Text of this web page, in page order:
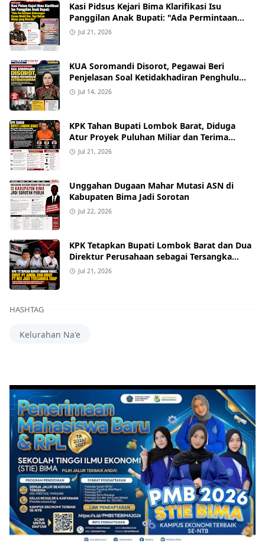
Kasi Pidsus Kejari Bima Klarifikasi Isu
Panggilan Anak Bupati: "Ada Permintaan
Keterangan Kasus Mobil Bor, Tapi Bukan
Jul 21, 2026
KUA Soromandi Disorot, Pegawai Beri
Penjelasan Soal Ketidakhadiran Penghulu
pada Akad Nikah Mualaf
Jul 14, 2026
KPK Tahan Bupati Lombok Barat, Diduga
Atur Proyek Puluhan Miliar dan Terima
Alphard hingga Uang Tunai
Jul 21, 2026
Unggahan Dugaan Mahar Mutasi ASN di
Kabupaten Bima Jadi Sorotan
Jul 22, 2026
KPK Tetapkan Bupati Lombok Barat dan Dua
Direktur Perusahaan sebagai Tersangka
Dugaan Suap Proyek
Jul 21, 2026
HASHTAG
Kelurahan Na'e